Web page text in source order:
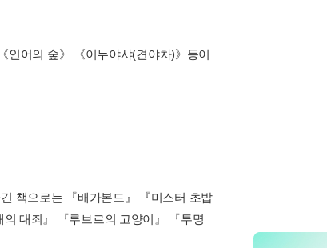
인어의 숲》 《이누야샤(견야차)》등이
책으로는 『배가본드』 『미스터 초밥
대죄』 『루브르의 고양이』 『투명